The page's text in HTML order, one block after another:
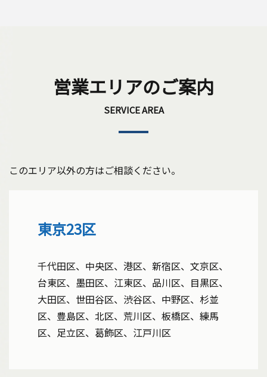
営業エリアのご案内
SERVICE AREA
このエリア以外の方はご相談ください。
東京23区
千代田区、中央区、港区、新宿区、文京区、
台東区、墨田区、江東区、品川区、目黒区、
大田区、世田谷区、渋谷区、中野区、杉並
区、豊島区、北区、荒川区、板橋区、練馬
区、足立区、葛飾区、江戸川区